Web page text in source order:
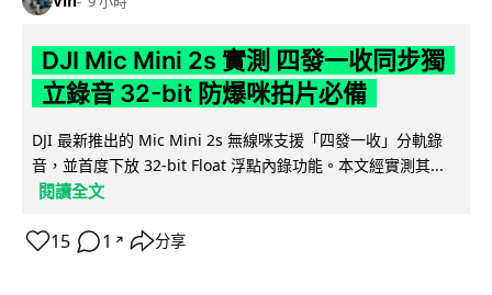
DJI Mic Mini 2s 實測 四發一收同步獨
立錄音 32-bit 防爆咪拍片必備
DJI 最新推出的 Mic Mini 2s 無線咪支援「四發一收」分軌錄
音，並首度下放 32-bit Float 浮點內錄功能。本文經實測其...
閱讀全文
15 1 ↗ 分享